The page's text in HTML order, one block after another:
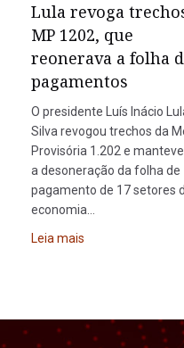
Lula revoga
MP 1202, que
reonerava a folha
pagamentos
O presidente Luís Inácio
Silva revogou trechos da
Provisória 1.202 e manteve
a desoneração da folha de
pagamento de 17 setores
economia…
Leia mais